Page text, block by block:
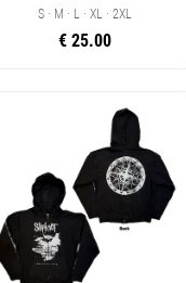
S · M · L · XL · 2XL
€ 25.00